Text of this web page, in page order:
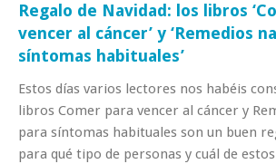
Regalo de Navidad: los libros
vencer al cáncer’ y ‘Remedios
síntomas habituales’
Estos días varios lectores nos habéis
libros Comer para vencer al cáncer y
para síntomas habituales son un buen
para qué tipo de personas y cuál de